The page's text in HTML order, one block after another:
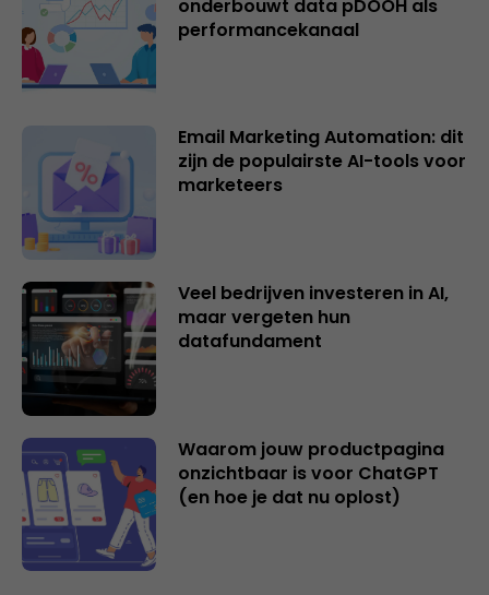
onderbouwt data pDOOH als
performancekanaal
Email Marketing Automation: dit
zijn de populairste AI-tools voor
marketeers
Veel bedrijven investeren in AI,
maar vergeten hun
datafundament
Waarom jouw productpagina
onzichtbaar is voor ChatGPT
(en hoe je dat nu oplost)